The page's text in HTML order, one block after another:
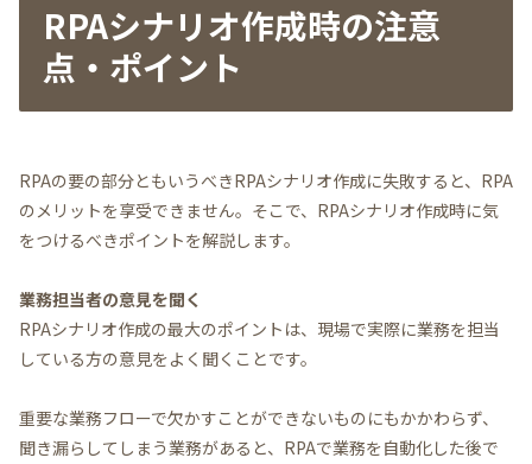
RPAシナリオ作成時の注意
点・ポイント
RPAの要の部分ともいうべきRPAシナリオ作成に失敗すると、RPA
のメリットを享受できません。そこで、RPAシナリオ作成時に気
をつけるべきポイントを解説します。
業務担当者の意見を聞く
RPAシナリオ作成の最大のポイントは、現場で実際に業務を担当
している方の意見をよく聞くことです。
重要な業務フローで欠かすことができないものにもかかわらず、
聞き漏らしてしまう業務があると、RPAで業務を自動化した後で